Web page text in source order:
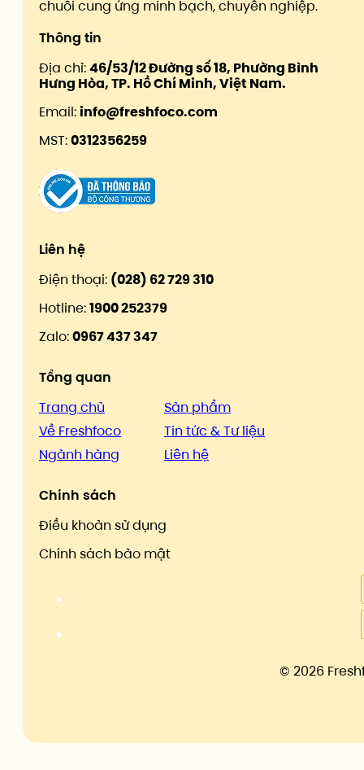
chuỗi cung ứng minh bạch, chuyên nghiệp.
Thông tin
Địa chỉ:46/53/12 Đường số 18, Phường Bình
Hưng Hòa, TP. Hồ Chí Minh, Việt Nam.
Email:info@freshfoco.com
MST:0312356259
Liên hệ
Điện thoại: (028) 62 729 310
Hotline:1900 252379
Zalo:0967 437 347
Tổng quan
Trang chủ
Về Freshfoco
Ngành hàng
Sản phẩm
Tin tức & Tư liệu
Liên hệ
Chính sách
Điều khoản sử dụng
Chính sách bảo mật
© 2026